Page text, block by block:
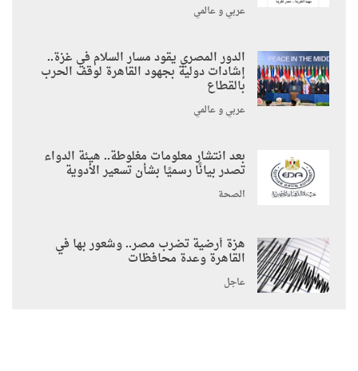
عربي و عالمي
الدور المصري يقود مسار السلام في غزة..
إشادات دولية بجهود القاهرة لوقف الحرب
بالقطاع
عربي و عالمي
بعد انتشار معلومات مغلوطة.. هيئة الدواء
تصدر بيانًا رسميًا بشأن تسعير الأدوية
الصحة
هزة أرضية تضرب مصر.. وشعور بها في
القاهرة وعدة محافظات
عاجل